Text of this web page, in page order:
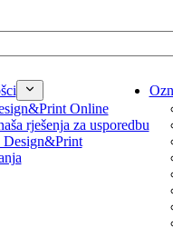
Online
rješenja za usporedbu
Design&Print